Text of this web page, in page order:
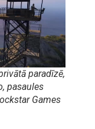
paradīzē,
pasaules
Games